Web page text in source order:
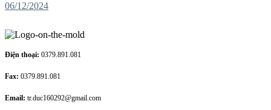
06/12/2024
Điện thoại: 0379.891.081
Fax: 0379.891.081
Email: tr.duc160292@gmail.com